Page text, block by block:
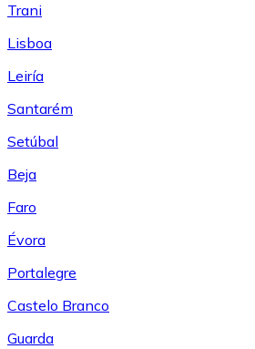
Trani
Lisboa
Leiría
Santarém
Setúbal
Beja
Faro
Évora
Portalegre
Castelo Branco
Guarda